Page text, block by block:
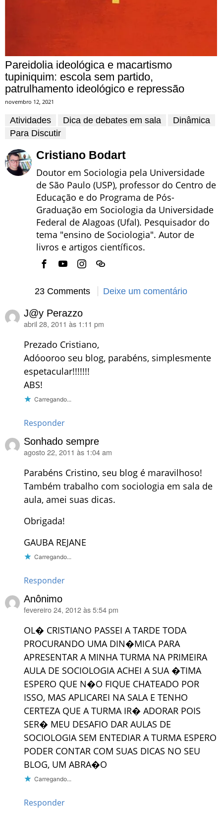
Pareidolia ideológica e macartismo
tupiniquim: escola sem partido,
patrulhamento ideológico e repressão
novembro 12, 2021
Atividades Dica de debates em sala
Dinâmica
Para Discutir
Cristiano Bodart
Doutor em Sociologia pela Universidade
de São Paulo (USP), professor do Centro de
Educação e do Programa de Pós-
Graduação em Sociologia da Universidade
Federal de Alagoas (Ufal). Pesquisador do
tema "ensino de Sociologia". Autor de
livros e artigos científicos.
23 Comments Deixe um comentário
J@y Perazzo
disse:
abril 28, 2011 às 1:11 pm
Prezado Cristiano,
Adóooroo seu blog, parabéns, simplesmente
espetacular!!!!!!!
ABS!
Carregando...
Responder
Sonhado sempre
disse:
agosto 22, 2011 às 1:04 am
Parabéns Cristino, seu blog é maravilhoso!
Também trabalho com sociologia em sala de
aula, amei suas dicas.
Obrigada!
GAUBA REJANE
Carregando...
Responder
Anônimo
disse:
fevereiro 24, 2012 às 5:54 pm
OL� CRISTIANO PASSEI A TARDE TODA
PROCURANDO UMA DIN�MICA PARA
APRESENTAR A MINHA TURMA NA PRIMEIRA
AULA DE SOCIOLOGIA ACHEI A SUA �TIMA
ESPERO QUE N�O FIQUE CHATEADO POR
ISSO, MAS APLICAREI NA SALA E TENHO
CERTEZA QUE A TURMA IR� ADORAR POIS
SER� MEU DESAFIO DAR AULAS DE
SOCIOLOGIA SEM ENTEDIAR A TURMA ESPERO
PODER CONTAR COM SUAS DICAS NO SEU
BLOG, UM ABRA�O
Carregando...
Responder